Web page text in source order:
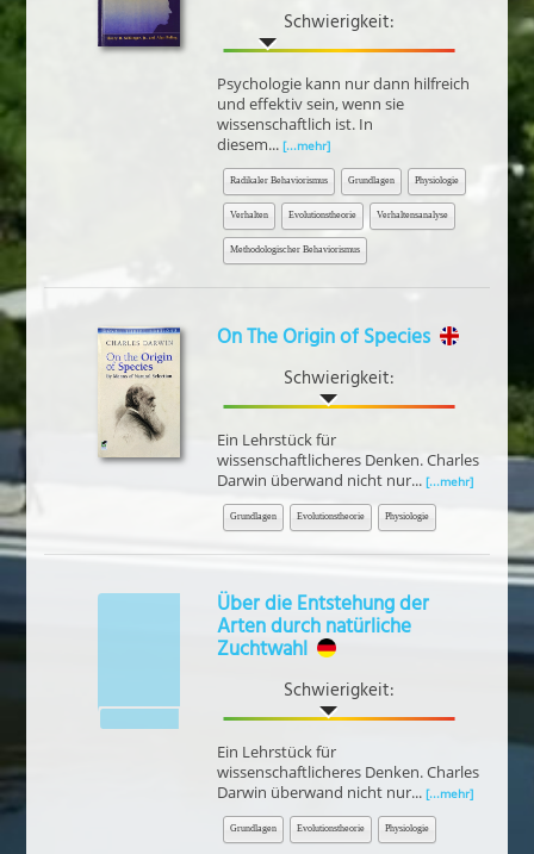
Schwierigkeit:
Psychologie kann nur dann hilfreich
und effektiv sein, wenn sie
wissenschaftlich ist. In
diesem... [...mehr]
Radikaler Behaviorismus Grundlagen Physiologie
Verhalten Evolutionstheorie Verhaltensanalyse
Methodologischer Behaviorismus
On The Origin of Species
Schwierigkeit:
Ein Lehrstück für
wissenschaftlicheres Denken. Charles
Darwin überwand nicht nur... [...mehr]
Grundlagen Evolutionstheorie Physiologie
Über die Entstehung der
Arten durch natürliche
Zuchtwahl
Schwierigkeit:
Ein Lehrstück für
wissenschaftlicheres Denken. Charles
Darwin überwand nicht nur... [...mehr]
Grundlagen Evolutionstheorie Physiologie